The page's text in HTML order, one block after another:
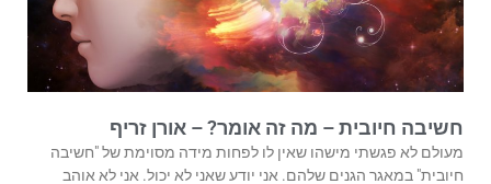
חשיבה חיובית – מה זה אומר? – אורן זריף
מעולם לא פגשתי מישהו שאין לו לפחות מידה מסוימת של "חשיבה
חיובית" במאגר הגנים שלהם. אני יודע שאני לא יכול. אני לא אוהב